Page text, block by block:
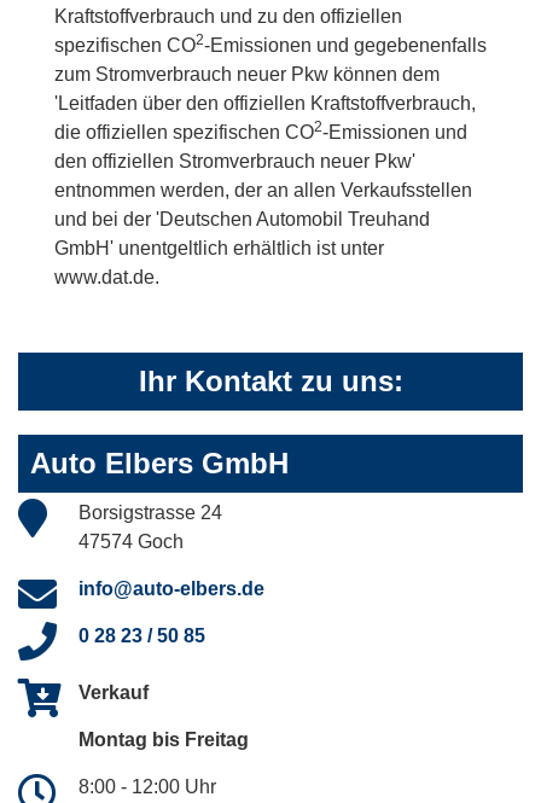
Kraftstoffverbrauch und zu den offiziellen
spezifischen CO2-Emissionen und gegebenenfalls
zum Stromverbrauch neuer Pkw können dem
'Leitfaden über den offiziellen Kraftstoffverbrauch,
die offiziellen spezifischen CO2-Emissionen und
den offiziellen Stromverbrauch neuer Pkw'
entnommen werden, der an allen Verkaufsstellen
und bei der 'Deutschen Automobil Treuhand
GmbH' unentgeltlich erhältlich ist unter
www.dat.de.
Ihr Kontakt zu uns:
Auto Elbers GmbH
Borsigstrasse 24
47574 Goch
info@auto-elbers.de
0 28 23 / 50 85
Verkauf
Montag bis Freitag
8:00 - 12:00 Uhr